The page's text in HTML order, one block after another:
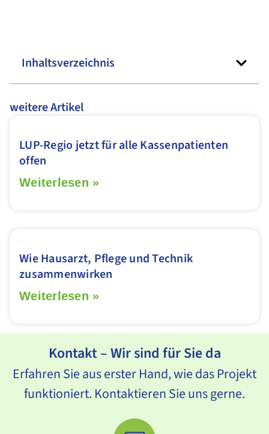
Inhaltsverzeichnis
weitere Artikel
LUP-Regio jetzt für alle Kassenpatienten
offen
Weiterlesen »
Wie Hausarzt, Pflege und Technik
zusammenwirken
Weiterlesen »
Kontakt – Wir sind für Sie da
Erfahren Sie aus erster Hand, wie das Projekt
funktioniert. Kontaktieren Sie uns gerne.